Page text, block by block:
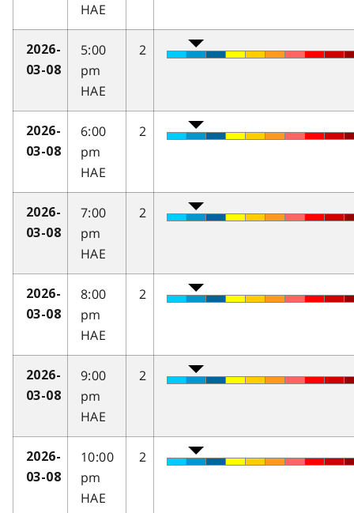
HAE
2026-
03-08
5:00
pm
HAE
2
2026-
03-08
6:00
pm
HAE
2
2026-
03-08
7:00
pm
HAE
2
2026-
03-08
8:00
pm
HAE
2
2026-
03-08
9:00
pm
HAE
2
2026-
03-08
10:00
pm
HAE
2